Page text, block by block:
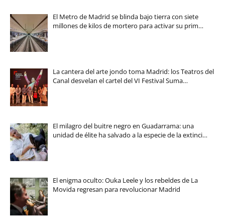
El Metro de Madrid se blinda bajo tierra con siete
millones de kilos de mortero para activar su prim…
La cantera del arte jondo toma Madrid: los Teatros del
Canal desvelan el cartel del VI Festival Suma…
El milagro del buitre negro en Guadarrama: una
unidad de élite ha salvado a la especie de la extinci…
El enigma oculto: Ouka Leele y los rebeldes de La
Movida regresan para revolucionar Madrid